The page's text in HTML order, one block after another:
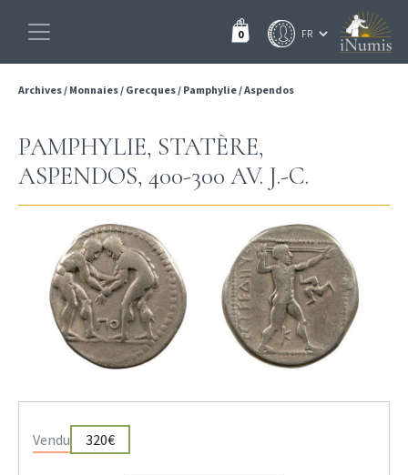
0
Archives/ Monnaies/ Grecques/ Pamphylie/Aspendos
PAMPHYLIE, STATÈRE,
ASPENDOS, 400-300 AV. J.-C.
Vendu 320€